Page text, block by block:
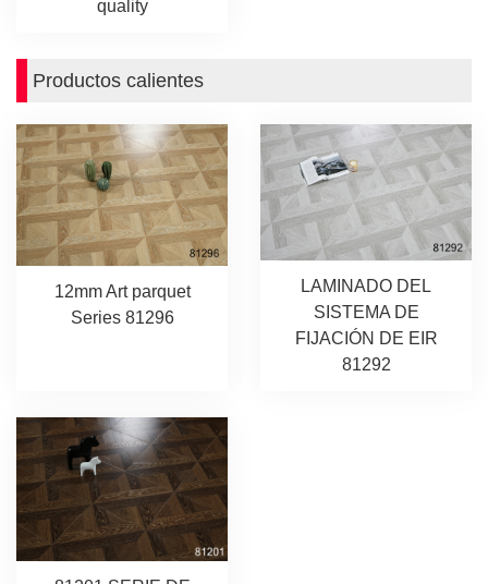
quality
Productos calientes
12mm Art parquet
Series 81296
LAMINADO DEL
SISTEMA DE
FIJACIÓN DE EIR
81292